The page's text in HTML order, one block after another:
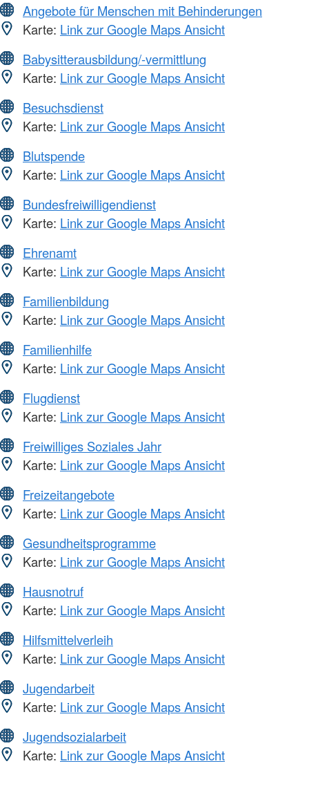
Angebote für Menschen mit Behinderungen
Karte: Link zur Google Maps Ansicht
Babysitterausbildung/-vermittlung
Karte: Link zur Google Maps Ansicht
Besuchsdienst
Karte: Link zur Google Maps Ansicht
Blutspende
Karte: Link zur Google Maps Ansicht
Bundesfreiwilligendienst
Karte: Link zur Google Maps Ansicht
Ehrenamt
Karte: Link zur Google Maps Ansicht
Familienbildung
Karte: Link zur Google Maps Ansicht
Familienhilfe
Karte: Link zur Google Maps Ansicht
Flugdienst
Karte: Link zur Google Maps Ansicht
Freiwilliges Soziales Jahr
Karte: Link zur Google Maps Ansicht
Freizeitangebote
Karte: Link zur Google Maps Ansicht
Gesundheitsprogramme
Karte: Link zur Google Maps Ansicht
Hausnotruf
Karte: Link zur Google Maps Ansicht
Hilfsmittelverleih
Karte: Link zur Google Maps Ansicht
Jugendarbeit
Karte: Link zur Google Maps Ansicht
Jugendsozialarbeit
Karte: Link zur Google Maps Ansicht